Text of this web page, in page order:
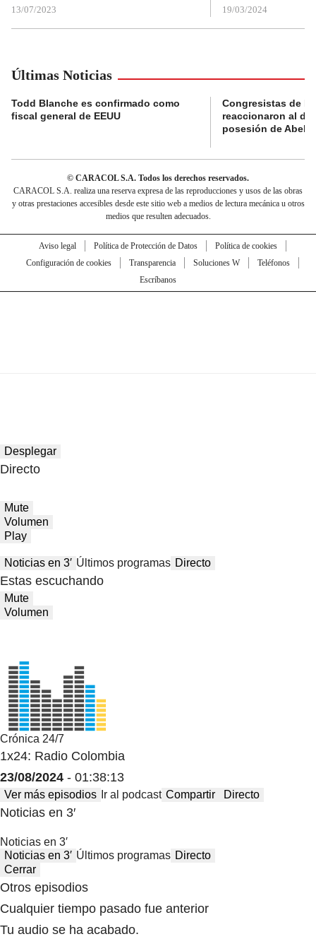
13/07/2023 19/03/2024
Últimas Noticias
Todd Blanche es confirmado como
fiscal general de EEUU
Congresistas de
reaccionaron al
posesión de
© CARACOL S.A. Todos los derechos reservados.
CARACOL S.A. realiza una reserva expresa de las reproducciones y usos de las obras
y otras prestaciones accesibles desde este sitio web a medios de lectura mecánica u otros
medios que resulten adecuados.
Aviso legal Política de Protección de Datos
Política de cookies
Configuración de cookies
Transparencia Soluciones W
Teléfonos
Escríbanos
Desplegar
Directo
Mute
Volumen
Play
Noticias en 3′ Últimos programas Directo
Estas escuchando
Mute
Volumen
Crónica 24/7
1x24: Radio Colombia
23/08/2024 - 01:38:13
Ver más episodios Ir al podcast Compartir Directo
Noticias en 3′
Noticias en 3′
Noticias en 3′ Últimos programas Directo
Cerrar
Otros episodios
Cualquier tiempo pasado fue anterior
Tu audio se ha acabado.